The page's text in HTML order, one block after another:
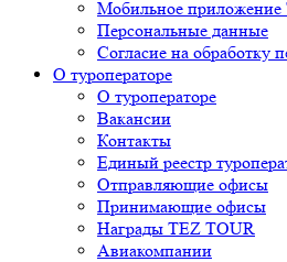
Мобильное
Персональные данные
Согласие на обработку
О туроператоре
О туроператоре
Вакансии
Контакты
Единый реестр
Отправляющие офисы
Принимающие офисы
Награды TEZ TOUR
Авиакомпании